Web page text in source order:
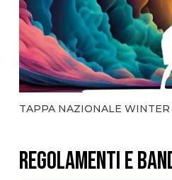
TAPPA NAZIONALE WINTER
REGOLAMENTI E